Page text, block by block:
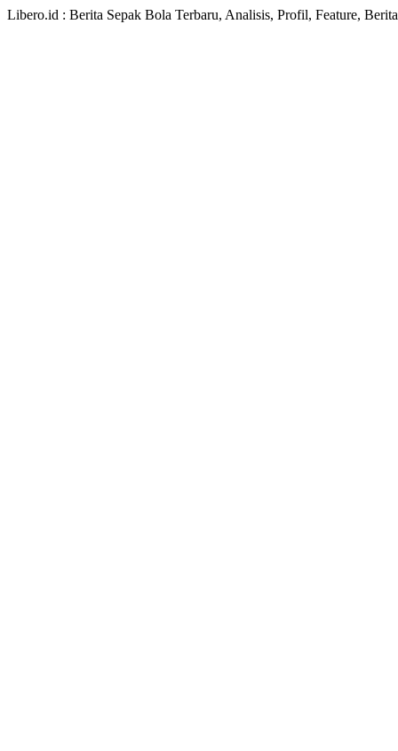
Libero.id : Berita Sepak Bola Terbaru, Analisis, Profil, Feature,